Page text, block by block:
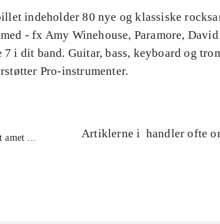
indeholder 80 nye og klassiske
- fx Amy Winehouse, Paramore,
i dit band. Guitar, bass, keyboard og
Pro-instrumenter.
amet ...
Artiklerne i handler ofte